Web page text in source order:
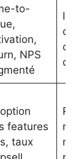
to-
NPS
features
taux